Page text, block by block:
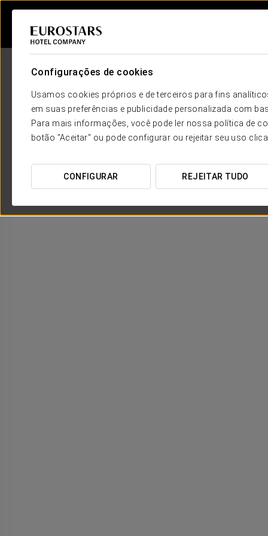
Configurações de cookies
Usamos cookies próprios e de terceiros para fins
em suas preferências e publicidade personalizada com
Para mais informações, você pode ler nossa política de
botão "Aceitar" ou pode configurar ou rejeitar seu uso
CONFIGURAR REJEITAR TUDO